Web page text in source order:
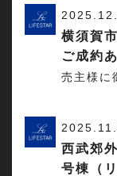
横須賀
ご成約
売主様に
西武郊
号棟（